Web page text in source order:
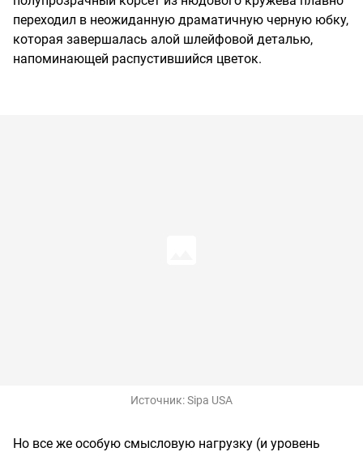
переходил в неожиданную драматичную черную юбку,
которая завершалась алой шлейфовой деталью,
напоминающей распустившийся цветок.
Источник:Sipa USA
Но все же особую смысловую нагрузку (и уровень